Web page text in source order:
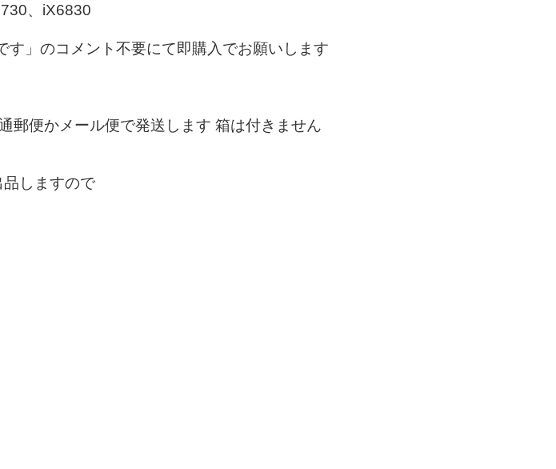
、iX6830
」のコメント不要にて即購入でお願いします
郵便かメール便で発送します 箱は付きません
しますので